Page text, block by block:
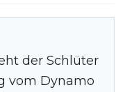
der Schlüter
vom Dynamo